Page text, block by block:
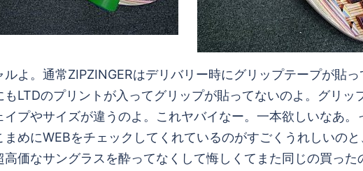
よ。通常ZIPZINGERはデリバリー時にグリップテープが貼
LTDのプリントが入ってグリップが貼ってないのよ。グリ
プやサイズが違うのよ。これヤバイなー。一本欲しいなあ
めにWEBをチェックしてくれているのがすごくうれしいの
価なサングラスを酔ってなくして悔しくてまた同じの買っ